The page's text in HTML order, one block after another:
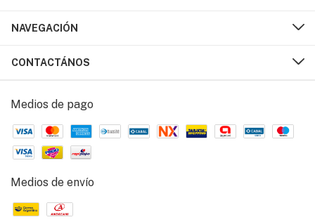
NAVEGACIÓN
CONTACTÁNOS
Medios de pago
Medios de envío